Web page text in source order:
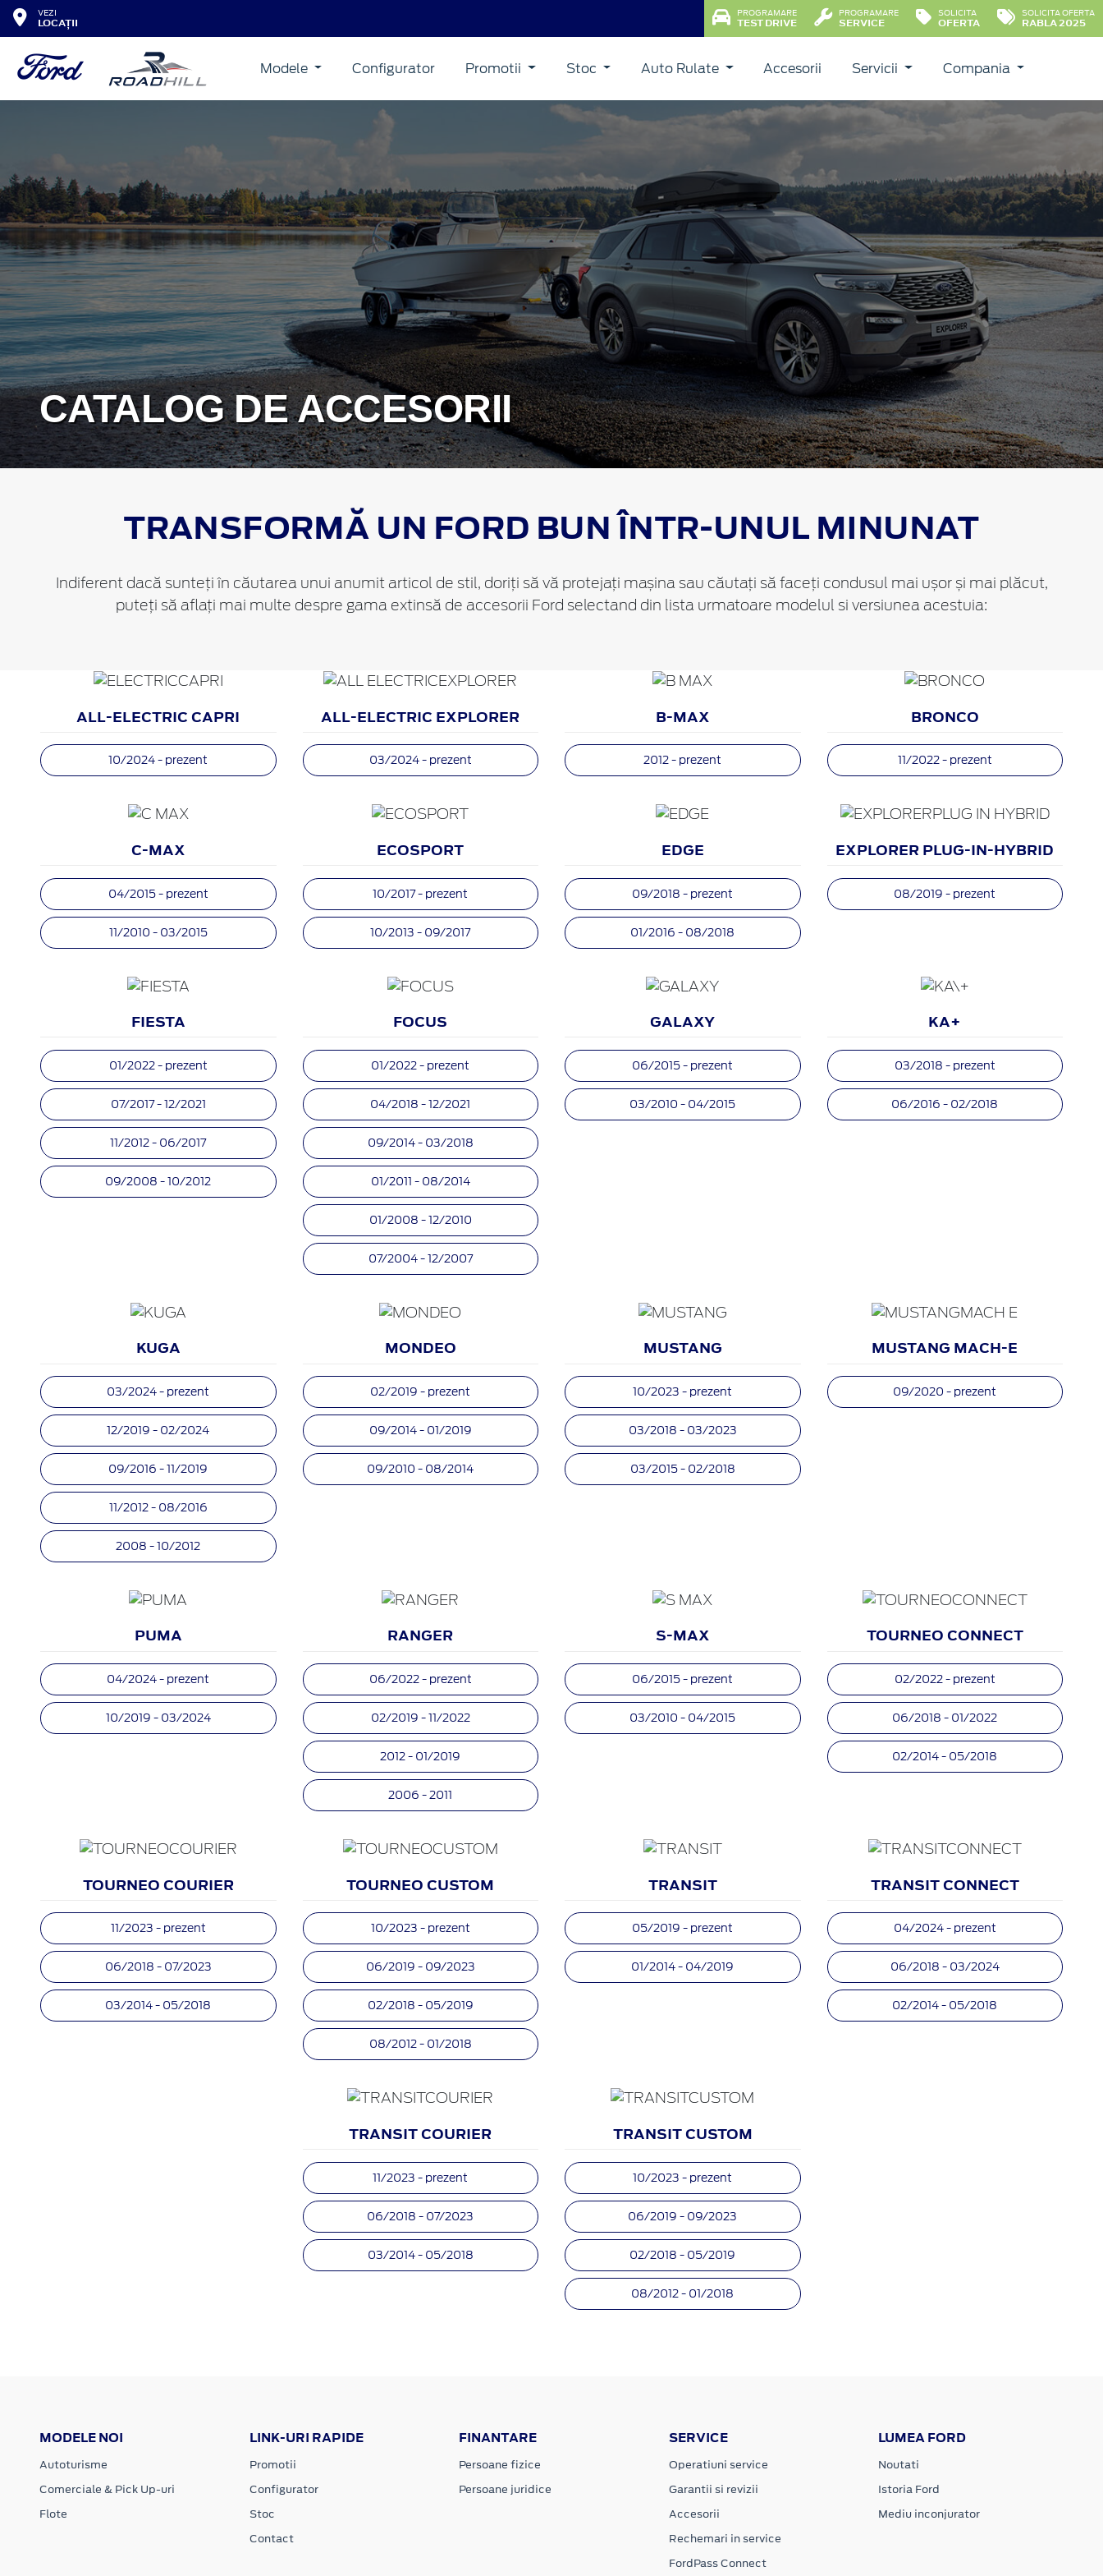
VEZI
LOCAȚII
PROGRAMARE
TEST DRIVE
PROGRAMARE
SERVICE
SOLICITA
OFERTA
SOLICITA OFERTA
RABLA 2025
Modele Configurator Promotii Stoc Auto Rulate Accesorii Servicii Compania
CATALOG DE ACCESORII
TRANSFORMĂ UN FORD BUN ÎNTR-UNUL MINUNAT
Indiferent dacă sunteți în căutarea unui anumit articol de stil, doriți să vă protejați mașina sau căutați să faceți condusul mai ușor și mai plăcut,
puteți să aflați mai multe despre gama extinsă de accesorii Ford selectand din lista urmatoare modelul si versiunea acestuia:
ALL-ELECTRIC CAPRI
10/2024 - prezent
ALL-ELECTRIC EXPLORER
03/2024 - prezent
B-MAX
2012 - prezent
BRONCO
11/2022 - prezent
C-MAX
04/2015 - prezent
11/2010 - 03/2015
ECOSPORT
10/2017 - prezent
10/2013 - 09/2017
EDGE
09/2018 - prezent
01/2016 - 08/2018
EXPLORER PLUG-IN-HYBRID
08/2019 - prezent
FIESTA
01/2022 - prezent
07/2017 - 12/2021
11/2012 - 06/2017
09/2008 - 10/2012
FOCUS
01/2022 - prezent
04/2018 - 12/2021
09/2014 - 03/2018
01/2011 - 08/2014
01/2008 - 12/2010
07/2004 - 12/2007
GALAXY
06/2015 - prezent
03/2010 - 04/2015
KA+
03/2018 - prezent
06/2016 - 02/2018
KUGA
03/2024 - prezent
12/2019 - 02/2024
09/2016 - 11/2019
11/2012 - 08/2016
2008 - 10/2012
MONDEO
02/2019 - prezent
09/2014 - 01/2019
09/2010 - 08/2014
MUSTANG
10/2023 - prezent
03/2018 - 03/2023
03/2015 - 02/2018
MUSTANG MACH-E
09/2020 - prezent
PUMA
04/2024 - prezent
10/2019 - 03/2024
RANGER
06/2022 - prezent
02/2019 - 11/2022
2012 - 01/2019
2006 - 2011
S-MAX
06/2015 - prezent
03/2010 - 04/2015
TOURNEO CONNECT
02/2022 - prezent
06/2018 - 01/2022
02/2014 - 05/2018
TOURNEO COURIER
11/2023 - prezent
06/2018 - 07/2023
03/2014 - 05/2018
TOURNEO CUSTOM
10/2023 - prezent
06/2019 - 09/2023
02/2018 - 05/2019
08/2012 - 01/2018
TRANSIT
05/2019 - prezent
01/2014 - 04/2019
TRANSIT CONNECT
04/2024 - prezent
06/2018 - 03/2024
02/2014 - 05/2018
TRANSIT COURIER
11/2023 - prezent
06/2018 - 07/2023
03/2014 - 05/2018
TRANSIT CUSTOM
10/2023 - prezent
06/2019 - 09/2023
02/2018 - 05/2019
08/2012 - 01/2018
MODELE NOI
Autoturisme
Comerciale & Pick Up-uri
Flote
LINK-URI RAPIDE
Promotii
Configurator
Stoc
Contact
FINANTARE
Persoane fizice
Persoane juridice
SERVICE
Operatiuni service
Garantii si revizii
Accesorii
Rechemari in service
FordPass Connect
LUMEA FORD
Noutati
Istoria Ford
Mediu inconjurator